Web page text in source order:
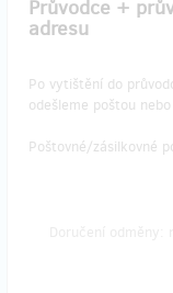
Průvodce +
adresu
Po vytištění do
odešleme poštou
Poštovné/zásilkovné